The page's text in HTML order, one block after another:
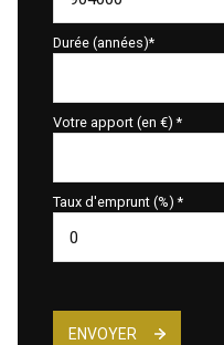
Durée (années)*
Votre apport (en €) *
Taux d'emprunt (%) *
ENVOYER